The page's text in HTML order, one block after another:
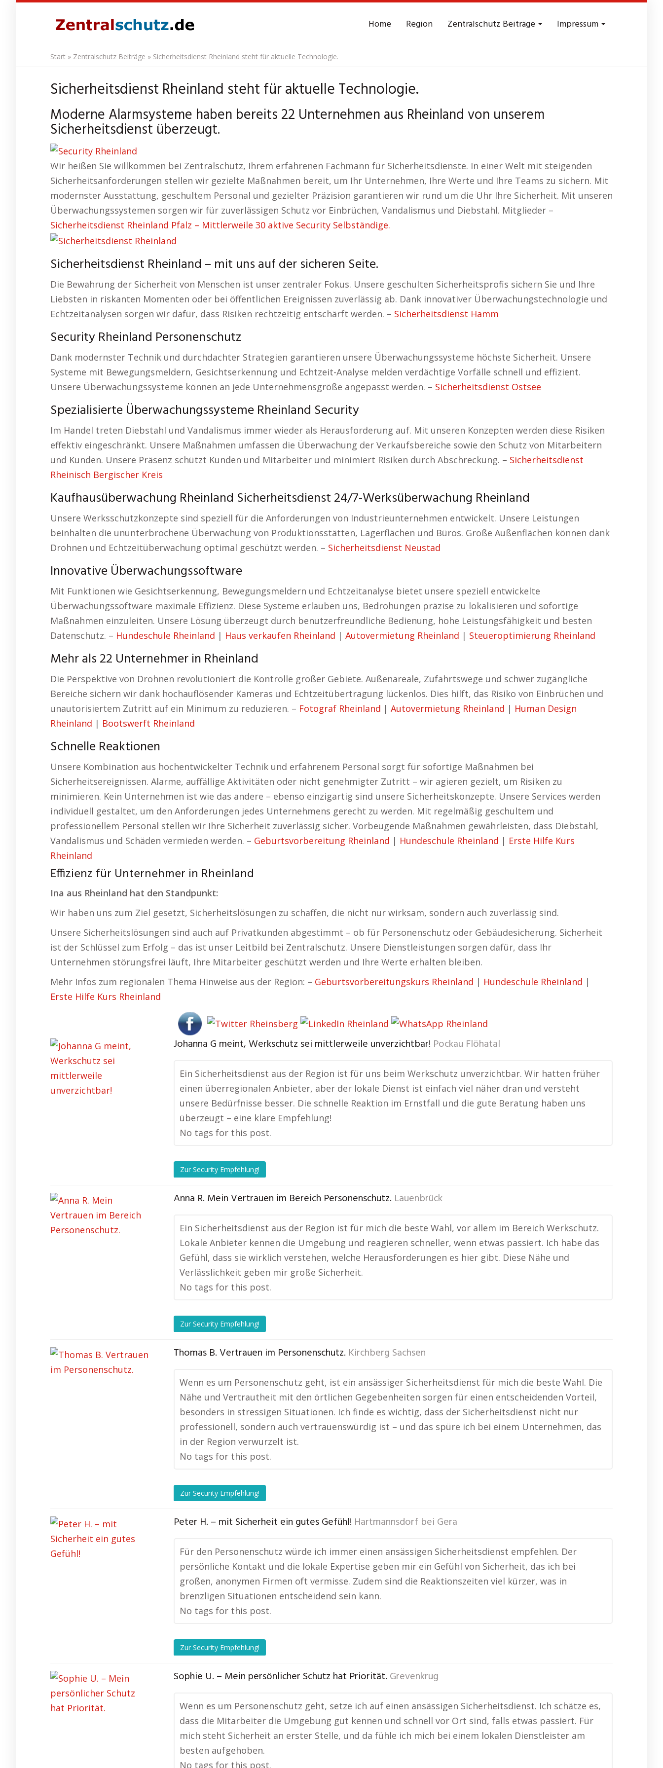
Home Region Zentralschutz Beiträge Impressum
Start » Zentralschutz Beiträge » Sicherheitsdienst Rheinland steht für aktuelle Technologie.
Sicherheitsdienst Rheinland steht für aktuelle Technologie.
Moderne Alarmsysteme haben bereits 22 Unternehmen aus Rheinland von unserem
Sicherheitsdienst überzeugt.
Wir heißen Sie willkommen bei Zentralschutz, Ihrem erfahrenen Fachmann für Sicherheitsdienste. In einer Welt mit steigenden
Sicherheitsanforderungen stellen wir gezielte Maßnahmen bereit, um Ihr Unternehmen, Ihre Werte und Ihre Teams zu sichern. Mit
modernster Ausstattung, geschultem Personal und gezielter Präzision garantieren wir rund um die Uhr Ihre Sicherheit. Mit unseren
Überwachungssystemen sorgen wir für zuverlässigen Schutz vor Einbrüchen, Vandalismus und Diebstahl. Mitglieder –
Sicherheitsdienst Rheinland Pfalz – Mittlerweile 30 aktive Security Selbständige.
Sicherheitsdienst Rheinland – mit uns auf der sicheren Seite.
Die Bewahrung der Sicherheit von Menschen ist unser zentraler Fokus. Unsere geschulten Sicherheitsprofis sichern Sie und Ihre
Liebsten in riskanten Momenten oder bei öffentlichen Ereignissen zuverlässig ab. Dank innovativer Überwachungstechnologie und
Echtzeitanalysen sorgen wir dafür, dass Risiken rechtzeitig entschärft werden. – Sicherheitsdienst Hamm
Security Rheinland Personenschutz
Dank modernster Technik und durchdachter Strategien garantieren unsere Überwachungssysteme höchste Sicherheit. Unsere
Systeme mit Bewegungsmeldern, Gesichtserkennung und Echtzeit-Analyse melden verdächtige Vorfälle schnell und effizient.
Unsere Überwachungssysteme können an jede Unternehmensgröße angepasst werden. – Sicherheitsdienst Ostsee
Spezialisierte Überwachungssysteme Rheinland Security
Im Handel treten Diebstahl und Vandalismus immer wieder als Herausforderung auf. Mit unseren Konzepten werden diese Risiken
effektiv eingeschränkt. Unsere Maßnahmen umfassen die Überwachung der Verkaufsbereiche sowie den Schutz von Mitarbeitern
und Kunden. Unsere Präsenz schützt Kunden und Mitarbeiter und minimiert Risiken durch Abschreckung. – Sicherheitsdienst
Rheinisch Bergischer Kreis
Kaufhausüberwachung Rheinland Sicherheitsdienst 24/7-Werksüberwachung Rheinland
Unsere Werksschutzkonzepte sind speziell für die Anforderungen von Industrieunternehmen entwickelt. Unsere Leistungen
beinhalten die ununterbrochene Überwachung von Produktionsstätten, Lagerflächen und Büros. Große Außenflächen können dank
Drohnen und Echtzeitüberwachung optimal geschützt werden. – Sicherheitsdienst Neustad
Innovative Überwachungssoftware
Mit Funktionen wie Gesichtserkennung, Bewegungsmeldern und Echtzeitanalyse bietet unsere speziell entwickelte
Überwachungssoftware maximale Effizienz. Diese Systeme erlauben uns, Bedrohungen präzise zu lokalisieren und sofortige
Maßnahmen einzuleiten. Unsere Lösung überzeugt durch benutzerfreundliche Bedienung, hohe Leistungsfähigkeit und besten
Datenschutz. – Hundeschule Rheinland | Haus verkaufen Rheinland | Autovermietung Rheinland | Steueroptimierung Rheinland
Mehr als 22 Unternehmer in Rheinland
Die Perspektive von Drohnen revolutioniert die Kontrolle großer Gebiete. Außenareale, Zufahrtswege und schwer zugängliche
Bereiche sichern wir dank hochauflösender Kameras und Echtzeitübertragung lückenlos. Dies hilft, das Risiko von Einbrüchen und
unautorisiertem Zutritt auf ein Minimum zu reduzieren. – Fotograf Rheinland | Autovermietung Rheinland | Human Design
Rheinland | Bootswerft Rheinland
Schnelle Reaktionen
Unsere Kombination aus hochentwickelter Technik und erfahrenem Personal sorgt für sofortige Maßnahmen bei
Sicherheitsereignissen. Alarme, auffällige Aktivitäten oder nicht genehmigter Zutritt – wir agieren gezielt, um Risiken zu
minimieren. Kein Unternehmen ist wie das andere – ebenso einzigartig sind unsere Sicherheitskonzepte. Unsere Services werden
individuell gestaltet, um den Anforderungen jedes Unternehmens gerecht zu werden. Mit regelmäßig geschultem und
professionellem Personal stellen wir Ihre Sicherheit zuverlässig sicher. Vorbeugende Maßnahmen gewährleisten, dass Diebstahl,
Vandalismus und Schäden vermieden werden. – Geburtsvorbereitung Rheinland | Hundeschule Rheinland | Erste Hilfe Kurs
Rheinland
Effizienz für Unternehmer in Rheinland
Ina aus Rheinland hat den Standpunkt:
Wir haben uns zum Ziel gesetzt, Sicherheitslösungen zu schaffen, die nicht nur wirksam, sondern auch zuverlässig sind.
Unsere Sicherheitslösungen sind auch auf Privatkunden abgestimmt – ob für Personenschutz oder Gebäudesicherung. Sicherheit
ist der Schlüssel zum Erfolg – das ist unser Leitbild bei Zentralschutz. Unsere Dienstleistungen sorgen dafür, dass Ihr
Unternehmen störungsfrei läuft, Ihre Mitarbeiter geschützt werden und Ihre Werte erhalten bleiben.
Mehr Infos zum regionalen Thema Hinweise aus der Region: – Geburtsvorbereitungskurs Rheinland | Hundeschule Rheinland |
Erste Hilfe Kurs Rheinland
Johanna G meint, Werkschutz sei mittlerweile unverzichtbar! Pockau Flöhatal
Ein Sicherheitsdienst aus der Region ist für uns beim Werkschutz unverzichtbar. Wir hatten früher
einen überregionalen Anbieter, aber der lokale Dienst ist einfach viel näher dran und versteht
unsere Bedürfnisse besser. Die schnelle Reaktion im Ernstfall und die gute Beratung haben uns
überzeugt – eine klare Empfehlung!
No tags for this post.
Zur Security Empfehlung!
Anna R. Mein Vertrauen im Bereich Personenschutz. Lauenbrück
Ein Sicherheitsdienst aus der Region ist für mich die beste Wahl, vor allem im Bereich Werkschutz.
Lokale Anbieter kennen die Umgebung und reagieren schneller, wenn etwas passiert. Ich habe das
Gefühl, dass sie wirklich verstehen, welche Herausforderungen es hier gibt. Diese Nähe und
Verlässlichkeit geben mir große Sicherheit.
No tags for this post.
Zur Security Empfehlung!
Thomas B. Vertrauen im Personenschutz. Kirchberg Sachsen
Wenn es um Personenschutz geht, ist ein ansässiger Sicherheitsdienst für mich die beste Wahl. Die
Nähe und Vertrautheit mit den örtlichen Gegebenheiten sorgen für einen entscheidenden Vorteil,
besonders in stressigen Situationen. Ich finde es wichtig, dass der Sicherheitsdienst nicht nur
professionell, sondern auch vertrauenswürdig ist – und das spüre ich bei einem Unternehmen, das
in der Region verwurzelt ist.
No tags for this post.
Zur Security Empfehlung!
Peter H. – mit Sicherheit ein gutes Gefühl! Hartmannsdorf bei Gera
Für den Personenschutz würde ich immer einen ansässigen Sicherheitsdienst empfehlen. Der
persönliche Kontakt und die lokale Expertise geben mir ein Gefühl von Sicherheit, das ich bei
großen, anonymen Firmen oft vermisse. Zudem sind die Reaktionszeiten viel kürzer, was in
brenzligen Situationen entscheidend sein kann.
No tags for this post.
Zur Security Empfehlung!
Sophie U. – Mein persönlicher Schutz hat Priorität. Grevenkrug
Wenn es um Personenschutz geht, setze ich auf einen ansässigen Sicherheitsdienst. Ich schätze es,
dass die Mitarbeiter die Umgebung gut kennen und schnell vor Ort sind, falls etwas passiert. Für
mich steht Sicherheit an erster Stelle, und da fühle ich mich bei einem lokalen Dienstleister am
besten aufgehoben.
No tags for this post.